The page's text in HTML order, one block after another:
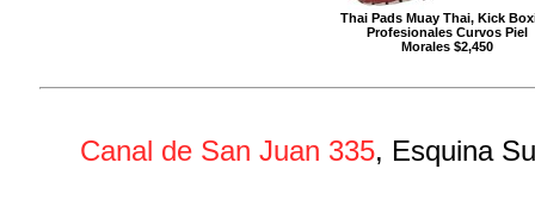
Thai Pads Muay Thai, Kick
Profesionales Curvos Piel
Morales $2,450
Canal de San Juan 335, Esquina